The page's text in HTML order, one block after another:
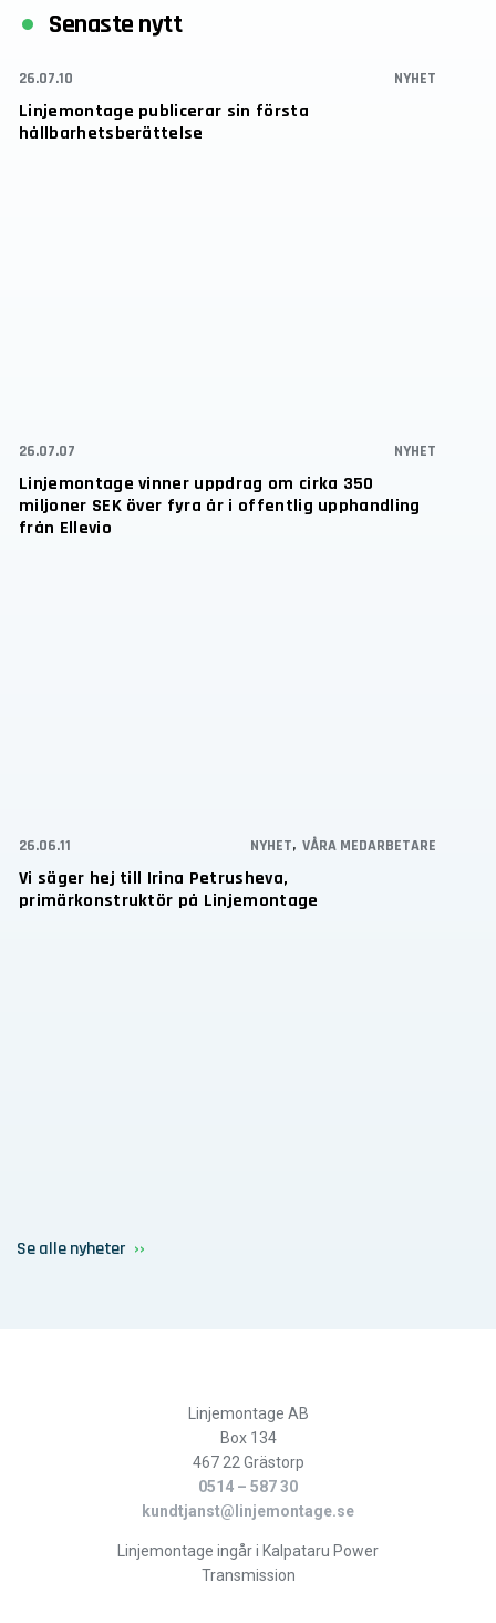
Senaste nytt
Linjemontage publicerar sin första
hållbarhetsberättelse
26.07.10 NYHET
Linjemontage vinner uppdrag om cirka 350
miljoner SEK över fyra år i offentlig upphandling
från Ellevio
26.07.07 NYHET
Vi säger hej till Irina Petrusheva,
primärkonstruktör på Linjemontage
26.06.11 NYHET, VÅRA MEDARBETARE
Se alle nyheter
Linjemontage AB
Box 134
467 22 Grästorp
0514 – 587 30
kundtjanst@linjemontage.se
Linjemontage ingår i Kalpataru Power
Transmission